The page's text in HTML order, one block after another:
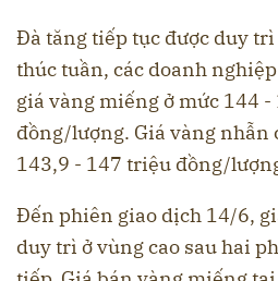
Đà tăng tiếp tục được duy
thúc tuần, các doanh
giá vàng miếng ở mức 144
đồng/lượng. Giá vàng nhẫn
143,9 - 147 triệu đồng/
Đến phiên giao dịch 14/6,
duy trì ở vùng cao sau hai